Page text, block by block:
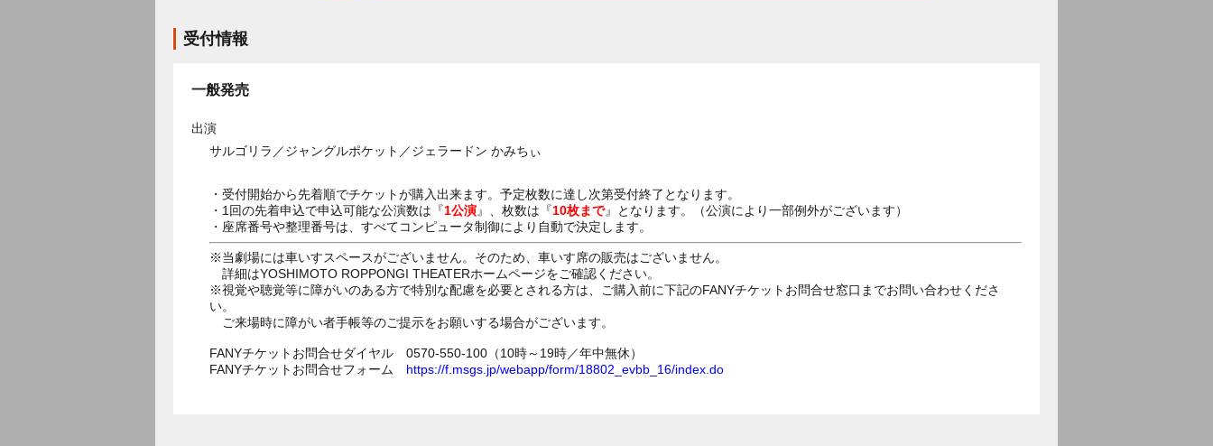
受付情報
一般発売
出演
サルゴリラ／ジャングルポケット／ジェラードン かみちぃ
・受付開始から先着順でチケットが購入出来ます。予定枚数に達し次第受付終了となります。
・1回の先着申込で申込可能な公演数は『1公演』、枚数は『10枚まで』となります。（公演により一部例外がございます）
・座席番号や整理番号は、すべてコンピュータ制御により自動で決定します。
※当劇場には車いすスペースがございません。そのため、車いす席の販売はございません。
詳細はYOSHIMOTO ROPPONGI THEATERホームページをご確認ください。
※視覚や聴覚等に障がいのある方で特別な配慮を必要とされる方は、ご購入前に下記のFANYチケットお問合せ窓口までお問い合わせくださ
い。
ご来場時に障がい者手帳等のご提示をお願いする場合がございます。
FANYチケットお問合せダイヤル 0570-550-100（10時～19時／年中無休）
FANYチケットお問合せフォーム https://f.msgs.jp/webapp/form/18802_evbb_16/index.do